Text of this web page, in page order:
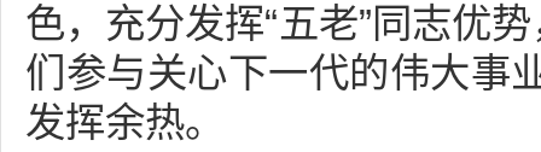
色，充分发挥“五老”同志优
们参与关心下一代的伟大事
发挥余热。